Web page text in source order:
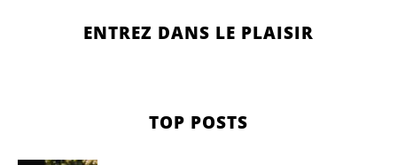
ENTREZ DANS LE PLAISIR
TOP POSTS